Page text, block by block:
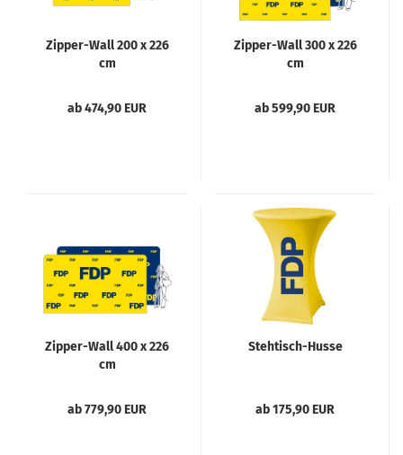
Zipper-Wall 200 x 226
cm
ab 474,90 EUR
Zipper-Wall 300 x 226
cm
ab 599,90 EUR
Zipper-Wall 400 x 226
cm
ab 779,90 EUR
Stehtisch-Husse
ab 175,90 EUR